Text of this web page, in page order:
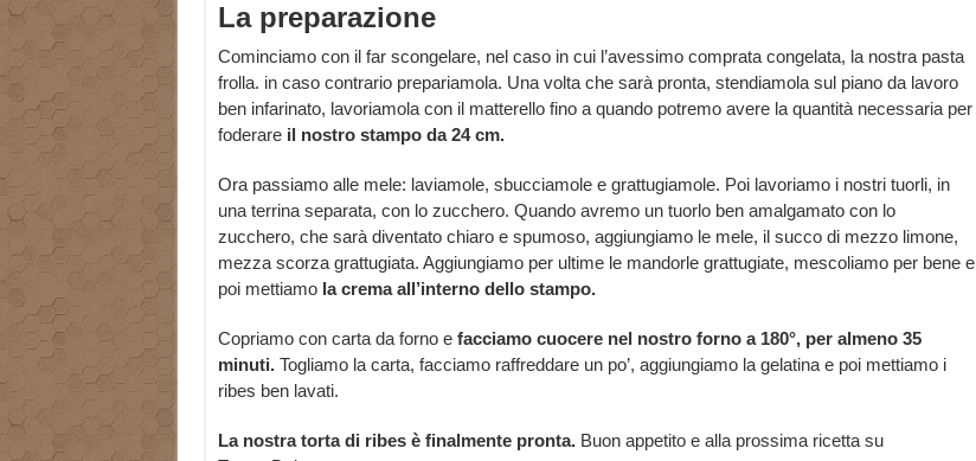
La preparazione
Cominciamo con il far scongelare, nel caso in cui l’avessimo comprata congelata, la nostra pasta
frolla. in caso contrario prepariamola. Una volta che sarà pronta, stendiamola sul piano da lavoro
ben infarinato, lavoriamola con il matterello fino a quando potremo avere la quantità necessaria per
foderare il nostro stampo da 24 cm.
Ora passiamo alle mele: laviamole, sbucciamole e grattugiamole. Poi lavoriamo i nostri tuorli, in
una terrina separata, con lo zucchero. Quando avremo un tuorlo ben amalgamato con lo
zucchero, che sarà diventato chiaro e spumoso, aggiungiamo le mele, il succo di mezzo limone,
mezza scorza grattugiata. Aggiungiamo per ultime le mandorle grattugiate, mescoliamo per bene e
poi mettiamola crema all’interno dello stampo.
Copriamo con carta da forno e facciamo cuocere nel nostro forno a 180°, per almeno 35
minuti.Togliamo la carta, facciamo raffreddare un po’, aggiungiamo la gelatina e poi mettiamo i
ribes ben lavati.
La nostra torta di ribes è finalmente pronta. Buon appetito e alla prossima ricetta su